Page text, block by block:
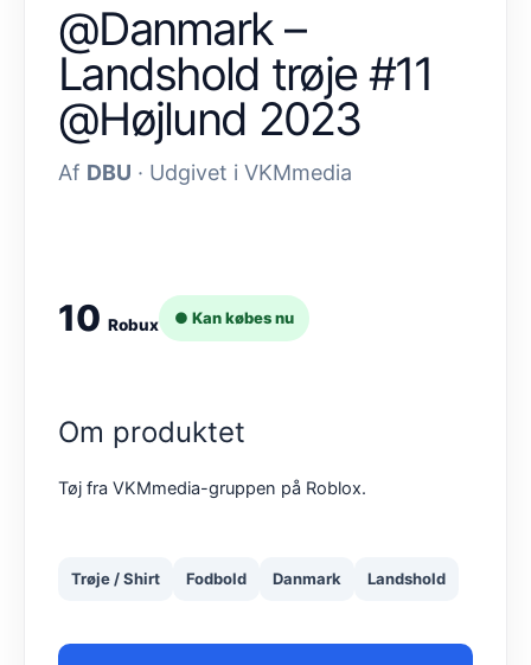
@Danmark –
Landshold trøje #11
@Højlund 2023
Af DBU · Udgivet i VKMmedia
10 Robux ● Kan købes nu
Om produktet
Tøj fra VKMmedia-gruppen på Roblox.
Trøje / Shirt Fodbold Danmark Landshold